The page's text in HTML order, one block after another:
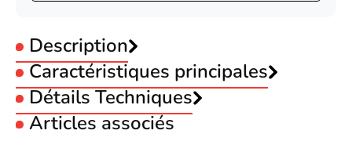
Description
Caractéristiques principales
Utilisation :Gamer
Couleur :Noir
Sans fil :Sans fil
Détails Techniques
Marque
Cherry
Articles associés